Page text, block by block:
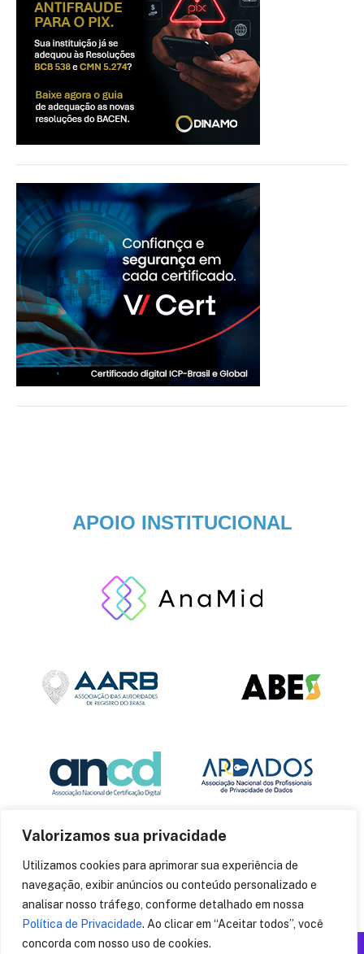
Valorizamos sua privacidade
Utilizamos cookies para aprimorar sua experiência de
navegação, exibir anúncios ou conteúdo personalizado e
analisar nosso tráfego, conforme detalhado em nossa
Política de Privacidade. Ao clicar em “Aceitar todos”, você
concorda com nosso uso de cookies.
APOIO INSTITUCIONAL